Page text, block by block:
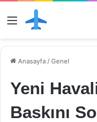
Menü
Anasayfa /Genel
Yeni
Baskını